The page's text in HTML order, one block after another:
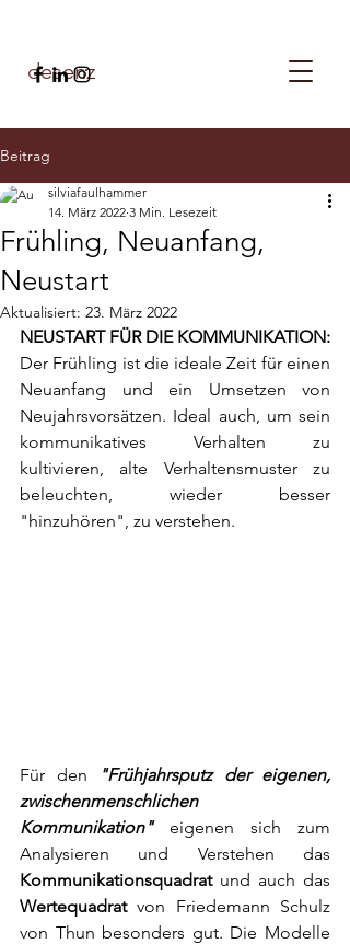
desenz
Beitrag
Frühling, Neuanfang,
Neustart
silviafaulhammer
14. März 2022 3 Min. Lesezeit
Aktualisiert: 23. März 2022
Der Frühling ist die ideale Zeit für einen
Neuanfang und ein Umsetzen von
Neujahrsvorsätzen. Ideal auch, um sein
kommunikatives Verhalten zu
kultivieren, alte Verhaltensmuster zu
beleuchten, wieder besser
"hinzuhören", zu verstehen.
Für den
"Frühjahrsputz der eigenen,
zwischenmenschlichen
Kommunikation" eigenen sich zum
Kommunikationsquadrat
Wertequadrat von Friedemann Schulz
von Thun besonders gut. Die Modelle